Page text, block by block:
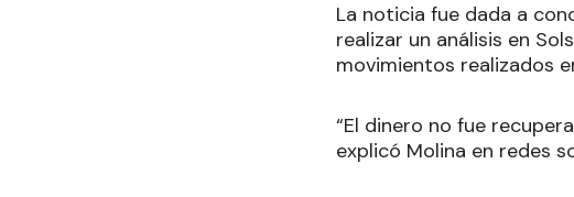
La noticia fue dada a
realizar un análisis en
movimientos realizados
“El dinero no fue
explicó Molina en redes